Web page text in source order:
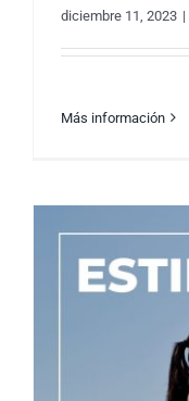
diciembre 11, 2023 |
Más información